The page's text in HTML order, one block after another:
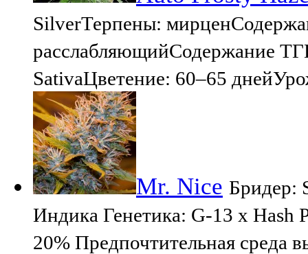
SilverТерпены:
расслабляющийСодержание
SativaЦветение: 60–65
Mr. Nice Бридер:
Индика Генетика: G-13 x Hash
20% Предпочтительная